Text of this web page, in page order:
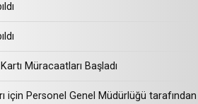
Müracaatları Başladı
için Personel Genel Müdürlüğü tarafından